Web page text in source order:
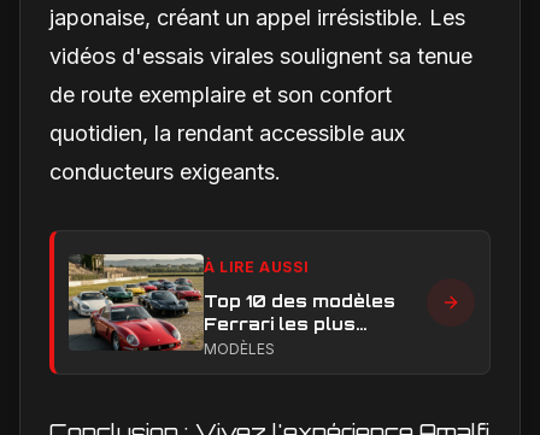
japonaise, créant un appel irrésistible. Les
vidéos d'essais virales soulignent sa tenue
de route exemplaire et son confort
quotidien, la rendant accessible aux
conducteurs exigeants.
À LIRE AUSSI
Top 10 des modèles
Ferrari les plus
emblématiques : les
MODÈLES